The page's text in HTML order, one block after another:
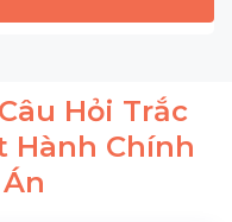
Hỏi Trắc
Hành Chính